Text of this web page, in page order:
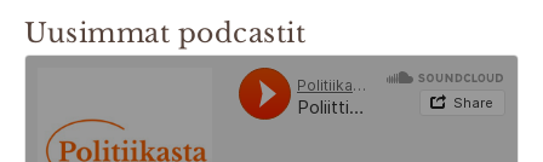
Uusimmat podcastit